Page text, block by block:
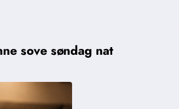
sove søndag nat